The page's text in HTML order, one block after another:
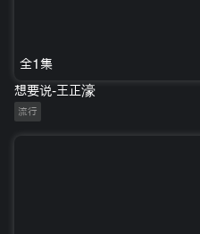
全1集
想要说-王正濠
流行